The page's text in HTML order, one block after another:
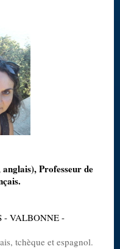
Professeur de
- VALBONNE -
tchèque et espagnol.